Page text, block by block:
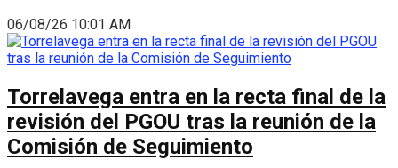
06/08/26 10:01 AM
Torrelavega entra en la recta final de la
revisión del PGOU tras la reunión de la
Comisión de Seguimiento